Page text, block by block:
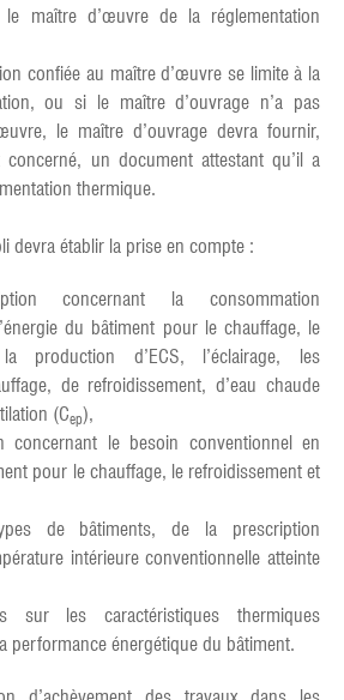
maître d’œuvre de la réglementation
confiée au maître d’œuvre se limite à la
ou si le maître d’ouvrage n’a pas
le maître d’ouvrage devra fournir,
un document attestant qu’il a
thermique.
devra établir la prise en compte :
concernant la consommation
du bâtiment pour le chauffage, le
la production d’ECS, l’éclairage, les
de refroidissement, d’eau chaude
(Cep),
concernant le besoin conventionnel en
pour le chauffage, le refroidissement et
de bâtiments, de la prescription
intérieure conventionnelle atteinte
sur les caractéristiques thermiques
performance énergétique du bâtiment.